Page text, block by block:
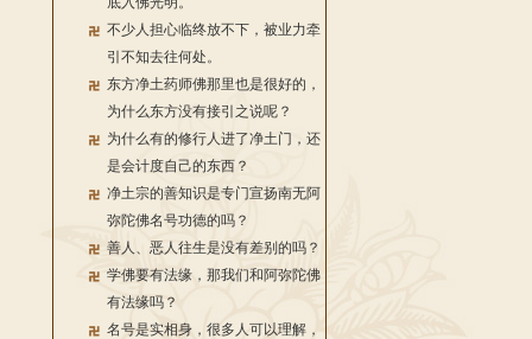
不少人担心临终放不下，被业力牵
引不知去往何处。
东方净土药师佛那里也是很好的，
为什么东方没有接引之说呢？
为什么有的修行人进了净土门，还
是会计度自己的东西？
净土宗的善知识是专门宣扬南无阿
弥陀佛名号功德的吗？
善人、恶人往生是没有差别的吗？
学佛要有法缘，那我们和阿弥陀佛
有法缘吗？
名号是实相身，很多人可以理解，